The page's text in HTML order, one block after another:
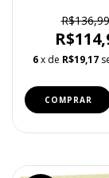
R$136,99
6x de R$19,17